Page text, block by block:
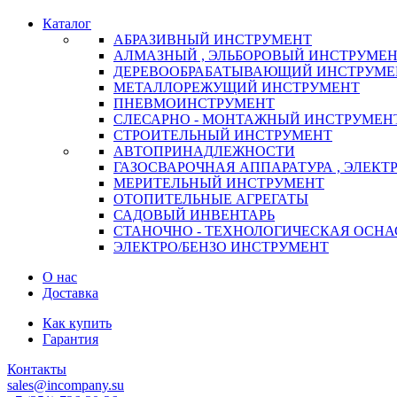
Каталог
АБРАЗИВНЫЙ ИНСТРУМЕНТ
АЛМАЗНЫЙ , ЭЛЬБОРОВЫЙ
ДЕРЕВООБРАБАТЫВАЮЩИЙ
МЕТАЛЛОРЕЖУЩИЙ ИНСТРУМЕНТ
ПНЕВМОИНСТРУМЕНТ
СЛЕСАРНО - МОНТАЖНЫЙ
СТРОИТЕЛЬНЫЙ ИНСТРУМЕНТ
АВТОПРИНАДЛЕЖНОСТИ
ГАЗОСВАРОЧНАЯ АППАРАТУРА ,
МЕРИТЕЛЬНЫЙ ИНСТРУМЕНТ
ОТОПИТЕЛЬНЫЕ АГРЕГАТЫ
САДОВЫЙ ИНВЕНТАРЬ
СТАНОЧНО - ТЕХНОЛОГИЧЕСКАЯ
ЭЛЕКТРО/БЕНЗО ИНСТРУМЕНТ
О нас
Доставка
Как купить
Гарантия
Контакты
sales@incompany.su